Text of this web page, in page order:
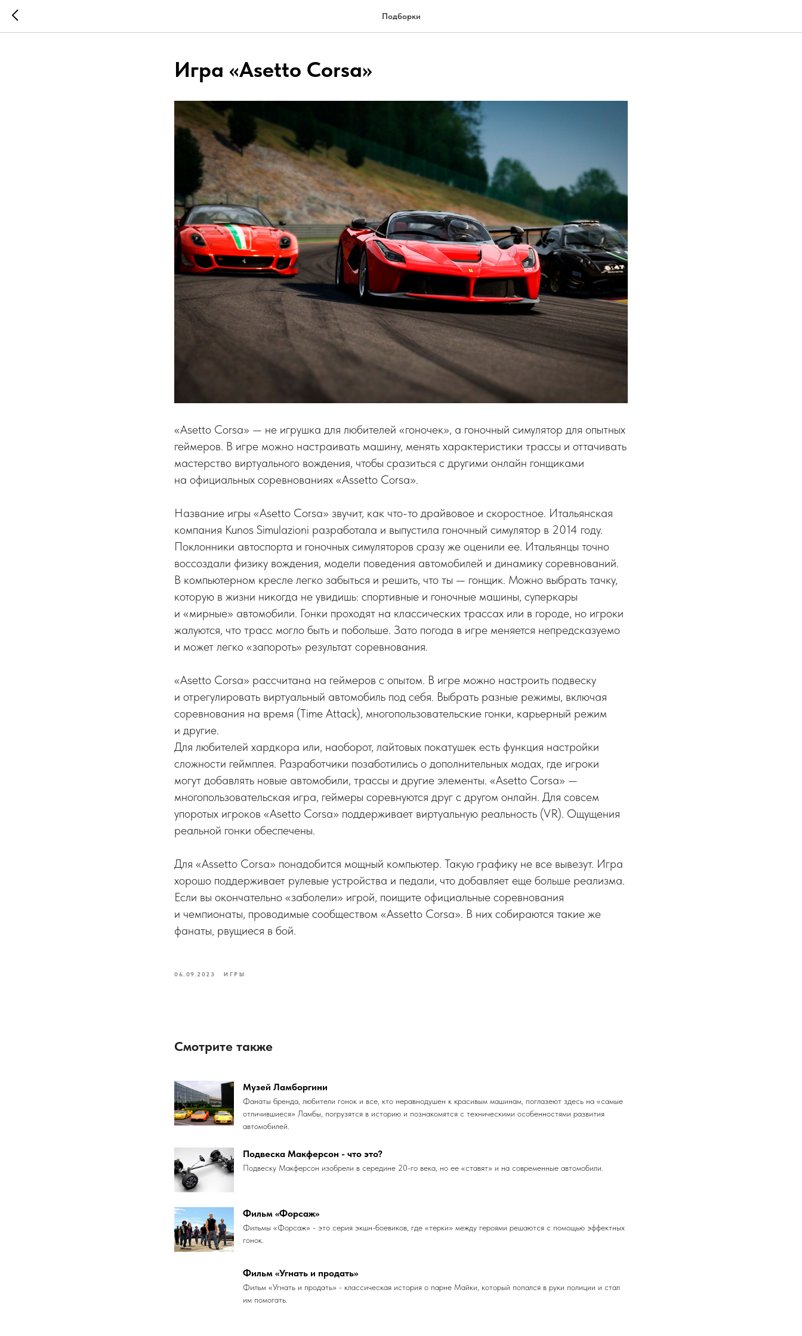
Подборки
Игра «Asetto Corsa»
«Asetto Corsa» — не игрушка для любителей «гоночек», а гоночный симулятор для опытных
геймеров. В игре можно настраивать машину, менять характеристики трассы и оттачивать
мастерство виртуального вождения, чтобы сразиться с другими онлайн гонщиками
на официальных соревнованиях «Assetto Corsa».
Название игры «Asetto Corsa» звучит, как что-то драйвовое и скоростное. Итальянская
компания Kunos Simulazioni разработала и выпустила гоночный симулятор в 2014 году.
Поклонники автоспорта и гоночных симуляторов сразу же оценили ее. Итальянцы точно
воссоздали физику вождения, модели поведения автомобилей и динамику соревнований.
В компьютерном кресле легко забыться и решить, что ты — гонщик. Можно выбрать тачку,
которую в жизни никогда не увидишь: спортивные и гоночные машины, суперкары
и «мирные» автомобили. Гонки проходят на классических трассах или в городе, но игроки
жалуются, что трасс могло быть и побольше. Зато погода в игре меняется непредсказуемо
и может легко «запороть» результат соревнования.
«Asetto Corsa» рассчитана на геймеров с опытом. В игре можно настроить подвеску
и отрегулировать виртуальный автомобиль под себя. Выбрать разные режимы, включая
соревнования на время (Time Attack), многопользовательские гонки, карьерный режим
и другие.
Для любителей хардкора или, наоборот, лайтовых покатушек есть функция настройки
сложности геймплея. Разработчики позаботились о дополнительных модах, где игроки
могут добавлять новые автомобили, трассы и другие элементы. «Asetto Corsa» —
многопользовательская игра, геймеры соревнуются друг с другом онлайн. Для совсем
упоротых игроков «Asetto Corsa» поддерживает виртуальную реальность (VR). Ощущения
реальной гонки обеспечены.
Для «Assetto Corsa» понадобится мощный компьютер. Такую графику не все вывезут. Игра
хорошо поддерживает рулевые устройства и педали, что добавляет еще больше реализма.
Если вы окончательно «заболели» игрой, поищите официальные соревнования
и чемпионаты, проводимые сообществом «Assetto Corsa». В них собираются такие же
фанаты, рвущиеся в бой.
06.09.2023 ИГРЫ
Смотрите также
Музей Ламборгини
Фанаты бренда, любители гонок и все, кто неравнодушен к красивым машинам, поглазеют здесь на «самые
отличившиеся» Ламбы, погрузятся в историю и познакомятся с техническими особенностями развития
автомобилей.
Подвеска Макферсон - что это?
Подвеску Макферсон изобрели в середине 20-го века, но ее «ставят» и на современные автомобили.
Фильм «Форсаж»
Фильмы «Форсаж» - это серия экшн-боевиков, где «терки» между героями решаются с помощью эффектных
гонок.
Фильм «Угнать и продать»
Фильм «Угнать и продать» - классическая история о парне Майки, который попался в руки полиции и стал
им помогать.